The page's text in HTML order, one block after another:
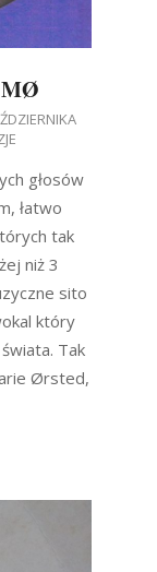
MØ
głosów
łatwo
tak
niż 3
sito
który
Tak
Ørsted,